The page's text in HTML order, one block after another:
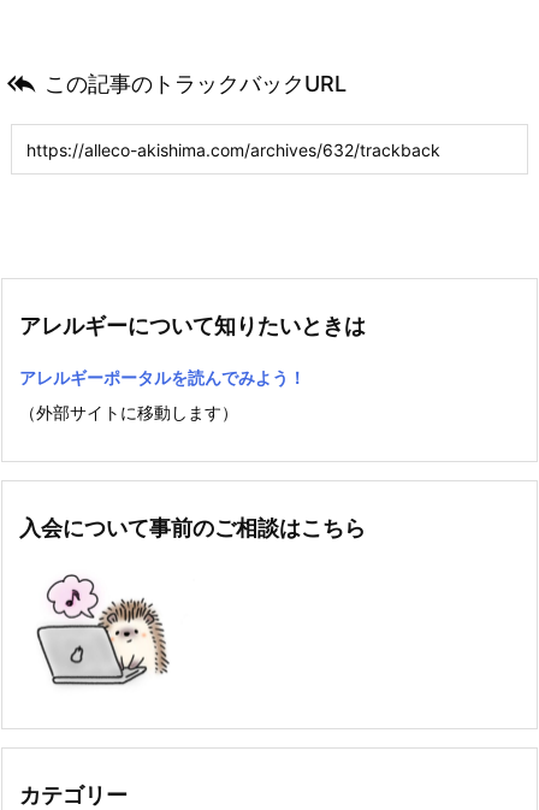
 この記事のトラックバックURL
アレルギーについて知りたいときは
アレルギーポータルを読んでみよう！
（外部サイトに移動します）
入会について事前のご相談はこちら
カテゴリー